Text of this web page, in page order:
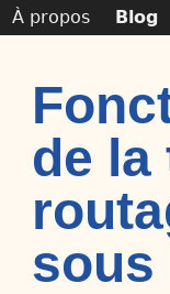
de la
sous
À propos Blog